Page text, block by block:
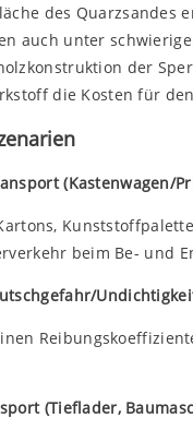
des
auch unter
der
die Kosten für
(Kastenwagen/
beim Be- und
(Tieflader,